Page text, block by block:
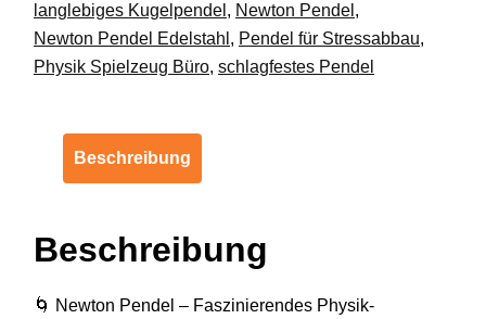
DE.
Menge
langlebiges Kugelpendel , Newton Pendel ,
Newton Pendel Edelstahl , Pendel für Stressabbau,
Physik Spielzeug Büro, schlagfestes Pendel
Beschreibung
Beschreibung
🌀 Newton Pendel – Faszinierendes Physik-